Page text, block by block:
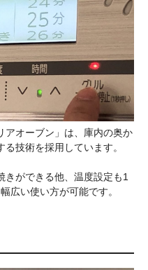
アオーブン」は、庫内の奥か
技術を採用しています。
ができる他、温度設定も1
広い使い方が可能です。